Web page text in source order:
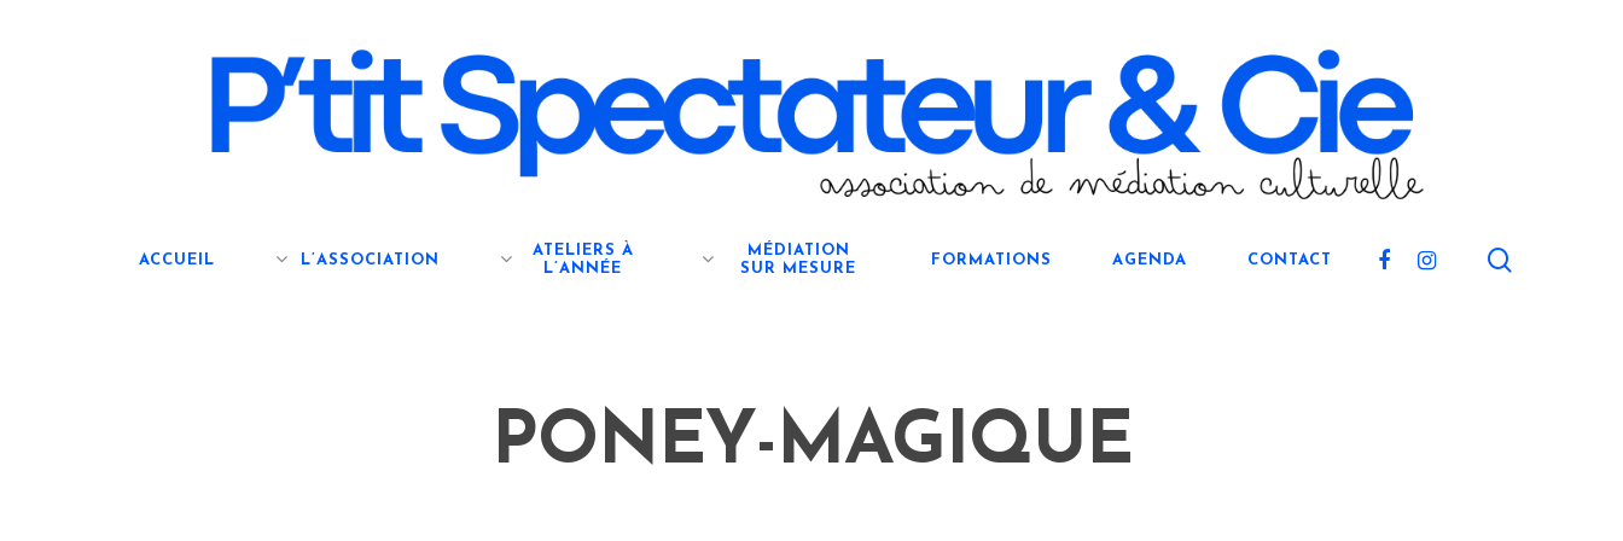
ACCUEIL L’ASSOCIATION
ATELIERS À
L’ANNÉE
MÉDIATION
SUR MESURE
FORMATIONS AGENDA CONTACT FACEBOOKINSTAGRAM
PONEY-MAGIQUE